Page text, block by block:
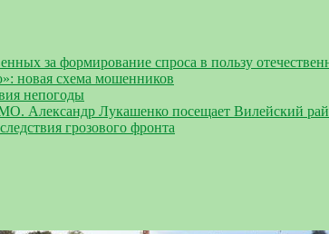
за формирование спроса в пользу
новая схема мошенников
непогоды
Александр Лукашенко посещает Вилейский
грозового фронта